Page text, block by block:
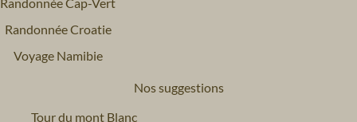
Randonnée Croatie
Voyage Namibie
Nos suggestions
Tour du mont Blanc